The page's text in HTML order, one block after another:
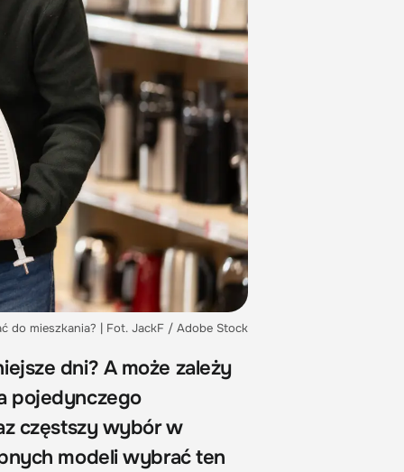
mieszkania? | Fot. JackF / Adobe Stock
dni? A może zależy
pojedynczego
częstszy wybór w
modeli wybrać ten